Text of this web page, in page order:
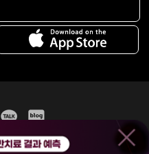
홈페이지 이용약관